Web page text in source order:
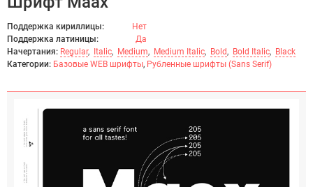
Поддержка кириллицы:
Нет
Поддержка латиницы:
Да
Начертания: Regular, Italic, Medium, Medium Italic, Bold, Bold Italic, Black
Категории: Базовые WEB шрифты, Рубленные шрифты (Sans Serif)